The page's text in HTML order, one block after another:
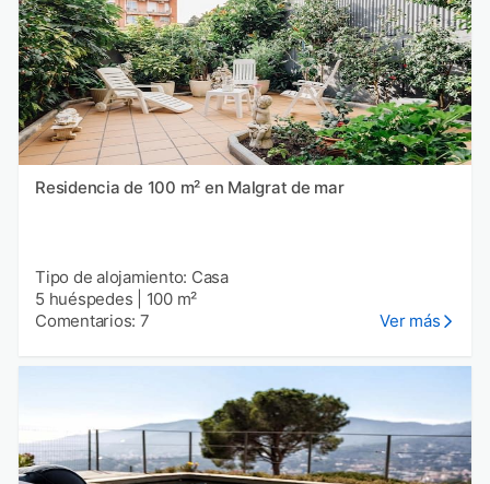
Residencia de 100 m² en Malgrat de mar
Tipo de alojamiento: Casa
5 huéspedes
100 m²
Comentarios: 7
Ver más